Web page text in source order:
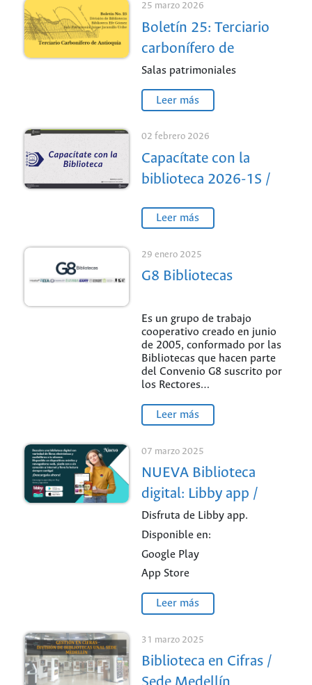
25 marzo 2026
Boletín 25: Terciario
carbonífero de
Antioquia / Sede
Medellín
Salas patrimoniales
Leer más
02 febrero 2026
Capacítate con la
biblioteca 2026-1S /
Leer más
29 enero 2025
G8 Bibliotecas
Es un grupo de trabajo
cooperativo creado en junio
de 2005, conformado por las
Bibliotecas que hacen parte
del Convenio G8 suscrito por
los Rectores…
Leer más
07 marzo 2025
NUEVA Biblioteca
digital: Libby app /
Sede Medellín
Disfruta de Libby app.
Disponible en:
Google Play
App Store
Leer más
31 marzo 2025
Biblioteca en Cifras /